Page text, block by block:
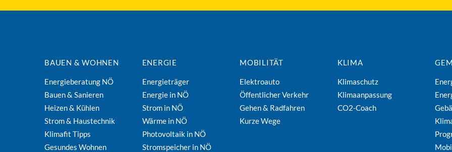
BAUEN & WOHNEN
Energieberatung NÖ
Bauen & Sanieren
Heizen & Kühlen
Strom & Haustechnik
Klimafit Tipps
Gesundes Wohnen
ENERGIE
Energieträger
Energie in NÖ
Strom in NÖ
Wärme in NÖ
Photovoltaik in NÖ
Stromspeicher in NÖ
MOBILITÄT
Elektroauto
Öffentlicher Verkehr
Gehen & Radfahren
Kurze Wege
KLIMA
Klimaschutz
Klimaanpassung
CO2-Coach